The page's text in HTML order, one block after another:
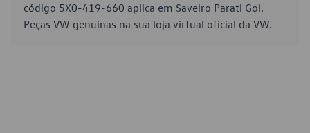
código 5X0-419-660 aplica em Saveiro Parati Gol.
Peças VW genuínas na sua loja virtual oficial da VW.